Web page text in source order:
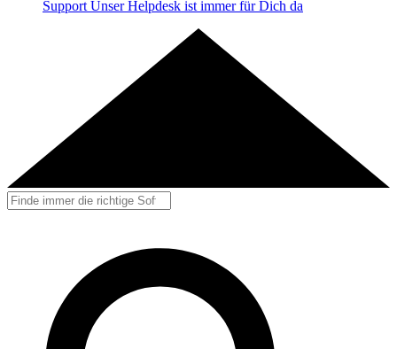
Support Unser Helpdesk ist immer für Dich da